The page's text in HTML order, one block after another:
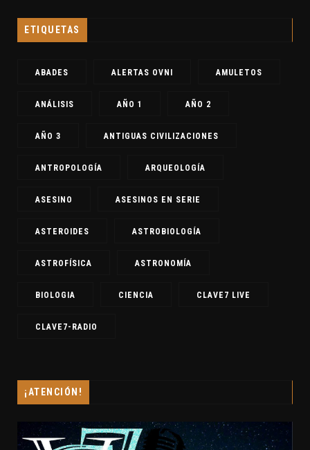
ETIQUETAS
ABADES ALERTAS OVNI AMULETOS
ANÁLISIS AÑO 1 AÑO 2
AÑO 3 ANTIGUAS CIVILIZACIONES
ANTROPOLOGÍA ARQUEOLOGÍA
ASESINO ASESINOS EN SERIE
ASTEROIDES ASTROBIOLOGÍA
ASTROFÍSICA ASTRONOMÍA
BIOLOGIA CIENCIA CLAVE7 LIVE
CLAVE7-RADIO
¡ATENCIÓN!